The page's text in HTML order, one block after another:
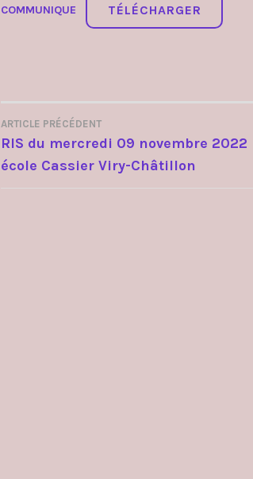
COMMUNIQUE
TÉLÉCHARGER
NAVIGATION
DE
ARTICLE PRÉCÉDENT
RIS du mercredi 09 novembre 2022
école Cassier Viry-Châtillon